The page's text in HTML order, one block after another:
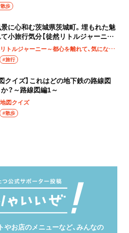
歩
に心和む茨城県茨城町。埋もれた魅
小旅行気分【徒然リトルジャーニ
連載：徒然リトルジャーニー～都心を離れて、気になる土地へ
#旅行
クイズ】これはどの地下鉄の路線図
？～路線図編1～
図クイズ
#散歩
やお店のメニューなど、みんなの